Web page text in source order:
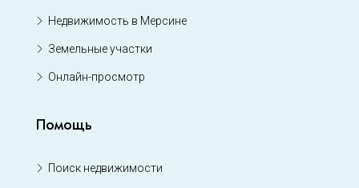
Недвижимость в Мерсине
Земельные участки
Онлайн-просмотр
Помощь
Поиск недвижимости